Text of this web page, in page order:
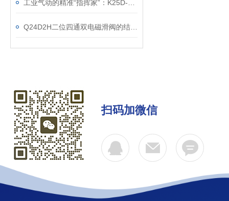
扫码加微信